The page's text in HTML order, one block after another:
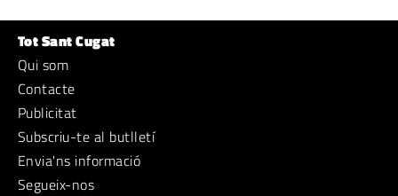
Tot Sant Cugat
Qui som
Contacte
Publicitat
Subscriu-te al butlletí
Envia'ns informació
Segueix-nos